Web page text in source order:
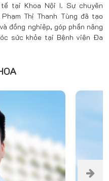
tại Khoa Nội I. Sự chuyên
Thị Thanh Tùng đã tạo
đồng nghiệp, góp phần nâng
sức khỏe tại Bệnh viện Đa